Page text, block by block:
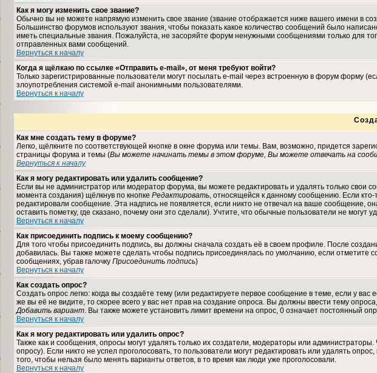
Как я могу изменить свое звание?
Обычно вы не можете напрямую изменить свое звание (звание отображается ниже вашего имени в
Большинство форумов используют звания, чтобы показать какое количество сообщений было
иметь специальные звания. Пожалуйста, не засоряйте форум ненужными сообщениями только для
отправленных вами сообщений.
Вернуться к началу
Когда я щёлкаю по ссылке «Отправить e-mail», от меня требуют войти?
Только зарегистрированные пользователи могут посылать e-mail через встроенную в форум форму
злоупотребления системой e-mail анонимными пользователями.
Вернуться к началу
Как мне создать тему в форуме?
Легко, щёлкните по соответствующей кнопке в окне форума или темы. Вам, возможно, придется
страницы форума и темы (Вы можете начинать темы в этом форуме, Вы можете отвечать на
Вернуться к началу
Как я могу редактировать или удалить сообщение?
Если вы не администратор или модератор форума, вы можете редактировать и удалять только свои
момента создания) щёлкнув по кнопке Редактировать, относящейся к данному сообщению. Если
редактировали сообщение. Эта надпись не появляется, если никто не отвечал на ваше сообщение,
оставить пометку, где сказано, почему они это сделали). Учтите, что обычные пользователи не могут
Вернуться к началу
Как присоединить подпись к моему сообщению?
Для того чтобы присоединить подпись, вы должны сначала создать её в своем профиле. После
добавилась. Вы также можете сделать чтобы подпись присоединялась по умолчанию, если
сообщениях, убрав галочку Присоединить подпись)
Вернуться к началу
Как создать опрос?
Создать опрос легко: когда вы создаёте тему (или редактируете первое сообщение в теме, если у
же вы её не видите, то скорее всего у вас нет прав на создание опроса. Вы должны ввести тему
Добавить вариант. Вы также можете установить лимит времени на опрос, 0 означает постоянный
Вернуться к началу
Как я могу редактировать или удалить опрос?
Также как и сообщения, опросы могут удалять только их создатели, модераторы или
опросу). Если никто не успел проголосовать, то пользователи могут редактировать или удалять
того, чтобы нельзя было менять варианты ответов, в то время как люди уже проголосовали.
Вернуться к началу